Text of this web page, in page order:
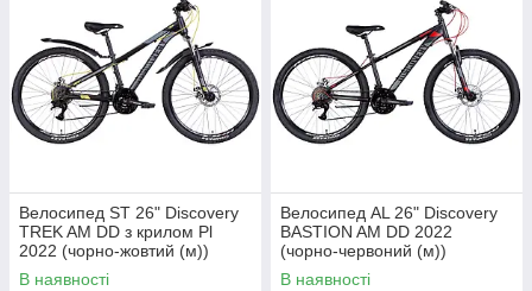
Велосипед ST 26" Discovery
TREK AM DD з крилом Pl
2022 (чорно-жовтий (м))
В наявності
Велосипед AL 26" Discovery
BASTION AM DD 2022
(чорно-червоний (м))
В наявності